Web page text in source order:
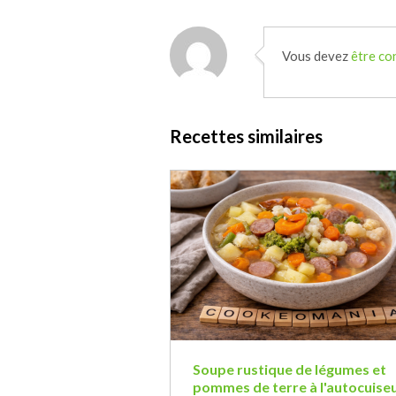
Vous devezêtre
Recettes similaires
Soupe rustique de légumes et
pommes de terre à